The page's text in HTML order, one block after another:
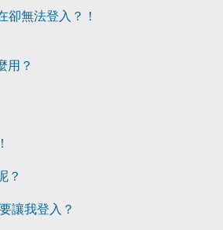
卻無法登入？！
用？
？
讓我登入？